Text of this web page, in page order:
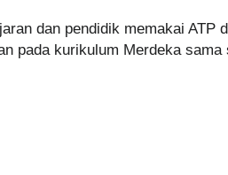
dan pendidik memakai ATP
pada kurikulum Merdeka